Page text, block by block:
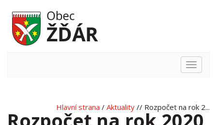
Hlavní
Hlavní strana / Aktuality // Rozpočet na rok 2...